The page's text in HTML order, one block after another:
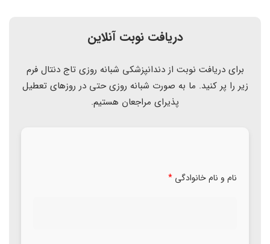
دریافت نوبت آنلاین
برای دریافت نوبت از دندانپزشکی شبانه روزی تاج دنتال فرم
زیر را پر کنید. ما به صورت شبانه روزی حتی در روزهای تعطیل
پذیرای مراجعان هستیم.
نام و نام خانوادگی *